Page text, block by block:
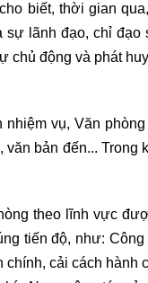
biết, thời gian
lãnh đạo, chỉ đạo
chủ động và phát
vụ, Văn
bản đến... Trong
theo lĩnh vực
tiến độ, như:
cải cách hành